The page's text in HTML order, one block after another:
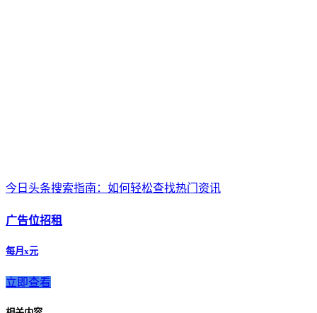
今日头条搜索指南：如何轻松查找热门资讯
广告位招租
每月x元
立即查看